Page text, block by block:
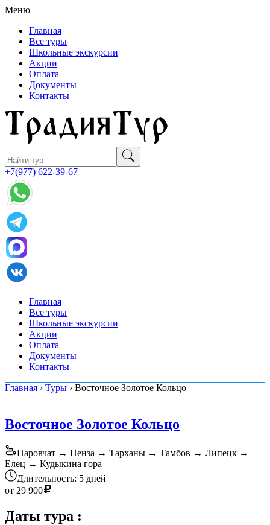
Меню
Главная
Все туры
Школьные экскурсии
Акции
Оплата
Документы
Контакты
+7(977) 622-39-67
Главная
Все туры
Школьные экскурсии
Акции
Оплата
Документы
Контакты
Главная › Туры › Восточное Золотое Кольцо
Восточное Золотое Кольцо
Наровчат → Пенза → Тарханы → Тамбов → Липецк →
Елец → Кудыкина гора
Длительность: 5 дней
от 29 900
Даты тура :